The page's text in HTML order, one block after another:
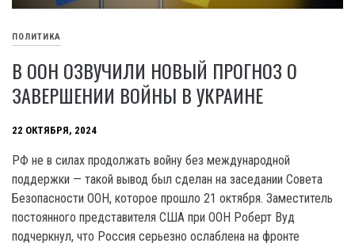
ПОЛИТИКА
В ООН ОЗВУЧИЛИ НОВЫЙ ПРОГНОЗ О
ЗАВЕРШЕНИИ ВОЙНЫ В УКРАИНЕ
22 ОКТЯБРЯ, 2024
РФ не в силах продолжать войну без международной
поддержки — такой вывод был сделан на заседании Совета
Безопасности ООН, которое прошло 21 октября. Заместитель
постоянного представителя США при ООН Роберт Вуд
подчеркнул, что Россия серьезно ослаблена на фронте